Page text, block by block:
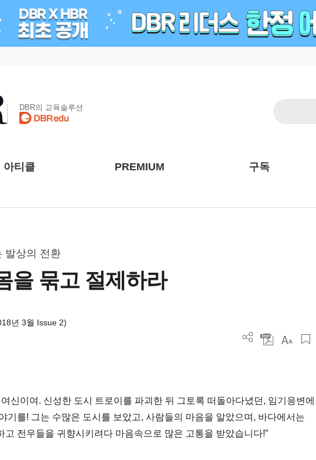
DBR의 교육솔루션
아티클 PREMIUM 구독
발상의 전환
을 묶고 절제하라
년 3월 Issue 2)
신이여. 신성한 도시 트로이를 파괴한 뒤 그토록 떠돌아다녔던, 임기응변에
기를! 그는 수많은 도시를 보았고, 사람들의 마음을 알았으며, 바다에서는
고 전우들을 귀향시키려다 마음속으로 많은 고통을 받았습니다!”